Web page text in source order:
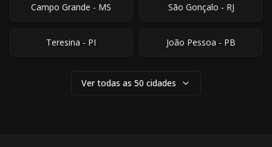
Campo Grande - MS São Gonçalo - RJ
Teresina - PI João Pessoa - PB
Ver todas as 50 cidades